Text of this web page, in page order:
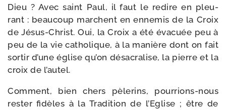
Dieu ? Avec saint Paul, il faut le redire en pleu­
rant : beau­coup marchent en enne­mis de la Croix
de Jésus-​Christ. Oui, la Croix a été éva­cuée peu à
peu de la vie catho­lique, à la manière dont on fait
sor­tir d’une église qu’on désa­cra­lise, la pierre et la
croix de l’autel.
Comment, bien chers pèle­rins, pourrions-​nous
res­ter fidèles à la Tradition de l’Eglise ; être de